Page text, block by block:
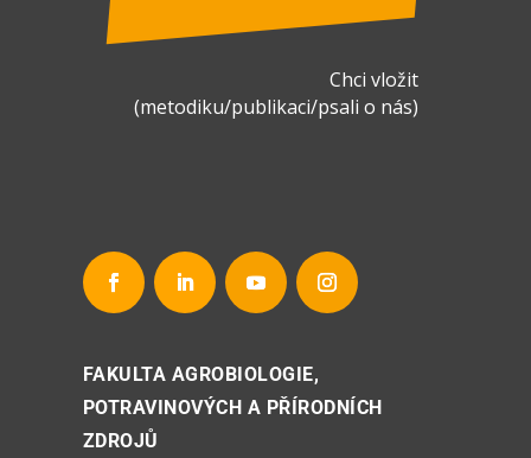
Chci vložit
(metodiku/publikaci/psali o nás)
FAKULTA AGROBIOLOGIE,
POTRAVINOVÝCH A PŘÍRODNÍCH
ZDROJŮ